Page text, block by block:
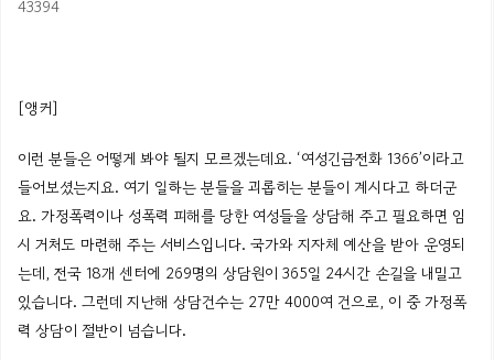
43394
[앵커]
이런 분들은 어떻게 봐야 될지 모르겠는데요. ‘여성긴급전화 1366’이라고
들어보셨는지요. 여기 일하는 분들을 괴롭히는 분들이 계시다고 하더군
요. 가정폭력이나 성폭력 피해를 당한 여성들을 상담해 주고 필요하면 임
시 거처도 마련해 주는 서비스입니다. 국가와 지자체 예산을 받아 운영되
는데, 전국 18개 센터에 269명의 상담원이 365일 24시간 손길을 내밀고
있습니다. 그런데 지난해 상담건수는 27만 4000여 건으로, 이 중 가정폭
력 상담이 절반이 넘습니다.